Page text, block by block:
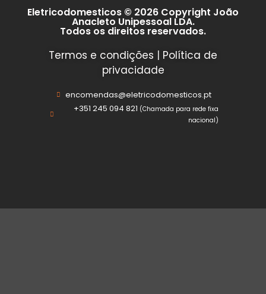
Eletricodomesticos © 2026 Copyright João
Anacleto Unipessoal LDA.
Todos os direitos reservados.
Termos e condições | Política de
privacidade
encomendas@eletricodomesticos.pt
+351 245 094 821 (Chamada para rede fixa
nacional)